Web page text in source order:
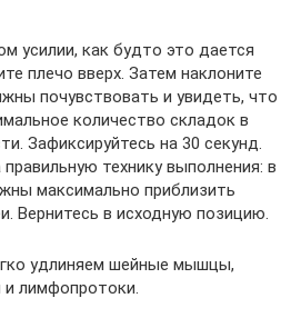
усилии, как будто это дается
плечо вверх. Затем наклоните
почувствовать и увидеть, что
количество складок в
Зафиксируйтесь на 30 секунд.
технику выполнения: в
максимально приблизить
Вернитесь в исходную позицию.
удлиняем шейные мышцы,
лимфопротоки.